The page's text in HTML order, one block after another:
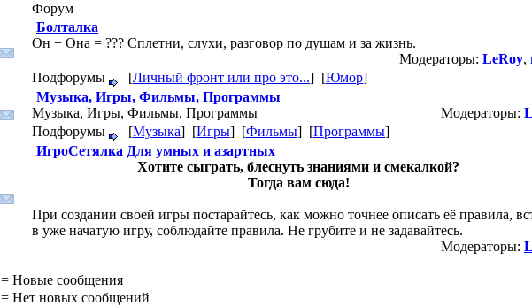
Форум
Болталка
Он + Она = ??? Сплетни, слухи, разговор по душам и за жизнь.
Модераторы: LeRoy,
Подфорумы
[Личный фронт или про это...] [Юмор]
Музыка, Игры, Фильмы, Программы
Музыка, Игры, Фильмы, Программы
Модераторы:
Подфорумы
[Музыка] [Игры] [Фильмы] [Программы]
ИгроСетялка Для умных и азартных
Хотите сыграть, блеснуть знаниями и смекалкой?
Тогда вам сюда!
При создании своей игры постарайтесь, как можно точнее описать её правила,
в уже начатую игру, соблюдайте правила. Не грубите и не задавайтесь.
Модераторы:
= Новые сообщения
= Нет новых сообщений